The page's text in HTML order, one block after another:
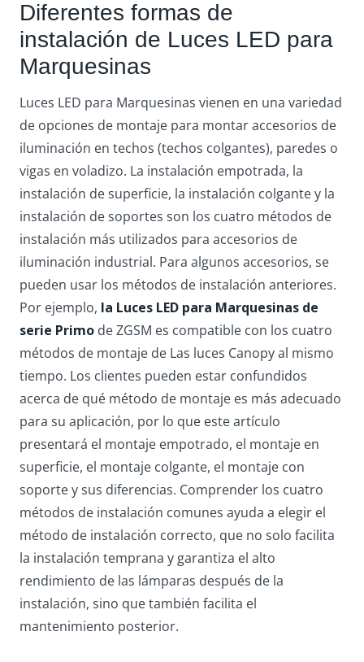
Diferentes formas de
instalación de Luces LED para
Marquesinas
Luces LED para Marquesinas vienen en una variedad
de opciones de montaje para montar accesorios de
iluminación en techos (techos colgantes), paredes o
vigas en voladizo. La instalación empotrada, la
instalación de superficie, la instalación colgante y la
instalación de soportes son los cuatro métodos de
instalación más utilizados para accesorios de
iluminación industrial. Para algunos accesorios, se
pueden usar los métodos de instalación anteriores.
Por ejemplo, la Luces LED para Marquesinas de
serie Primo de ZGSM es compatible con los cuatro
métodos de montaje de Las luces Canopy al mismo
tiempo. Los clientes pueden estar confundidos
acerca de qué método de montaje es más adecuado
para su aplicación, por lo que este artículo
presentará el montaje empotrado, el montaje en
superficie, el montaje colgante, el montaje con
soporte y sus diferencias. Comprender los cuatro
métodos de instalación comunes ayuda a elegir el
método de instalación correcto, que no solo facilita
la instalación temprana y garantiza el alto
rendimiento de las lámparas después de la
instalación, sino que también facilita el
mantenimiento posterior.